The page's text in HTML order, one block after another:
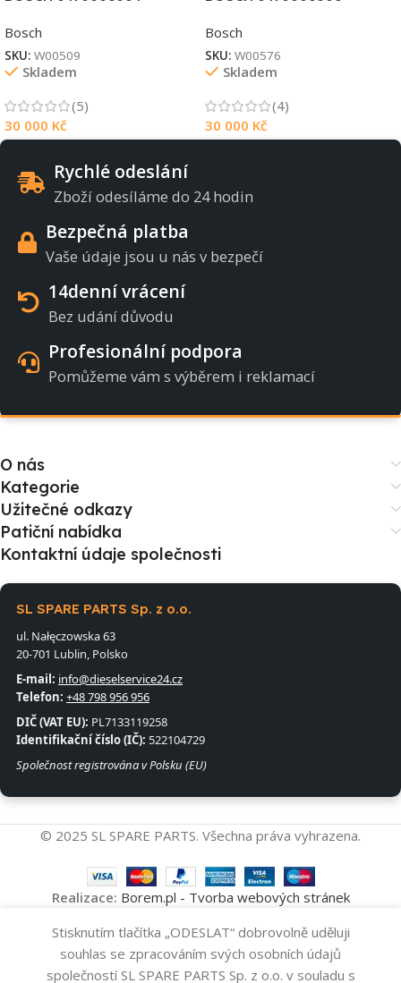
Bosch
SKU: W00509
Skladem
(5)
30 000 Kč
Bosch
SKU: W00576
Skladem
(4)
30 000 Kč
Rychlé odeslání
Zboží odesíláme do 24 hodin
Bezpečná platba
Vaše údaje jsou u nás v bezpečí
14denní vrácení
Bez udání důvodu
Profesionální podpora
Pomůžeme vám s výběrem i reklamací
O nás
Kategorie
Užitečné odkazy
Patiční nabídka
Kontaktní údaje společnosti
SL SPARE PARTS Sp. z o.o.
ul. Nałęczowska 63
20-701 Lublin, Polsko
E-mail: info@dieselservice24.cz
Telefon: +48 798 956 956
DIČ (VAT EU): PL7133119258
Identifikační číslo (IČ): 522104729
Společnost registrována v Polsku (EU)
© 2025 SL SPARE PARTS. Všechna práva vyhrazena.
Realizace: Borem.pl - Tvorba webových stránek
Stisknutím tlačítka „ODESLAT“ dobrovolně uděluji
souhlas se zpracováním svých osobních údajů
společností SL SPARE PARTS Sp. z o.o. v souladu s
Vstřikovací
Čerpadlo
BOSCH
0470504026
25
200 Kč
- +
Přidat Do
Koupit Nyní